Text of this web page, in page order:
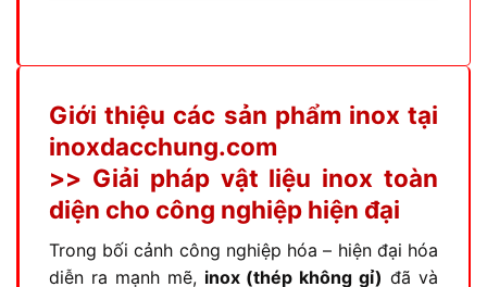
Giới thiệu các sản phẩm inox tại
inoxdacchung.com
>> Giải pháp vật liệu inox toàn
diện cho công nghiệp hiện đại
Trong bối cảnh công nghiệp hóa – hiện đại hóa
diễn ra mạnh mẽ, inox (thép không gỉ) đã và